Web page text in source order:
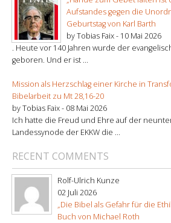
Aufstandes gegen die
Geburtstag von Karl Barth
by Tobias Faix - 10 Mai 2026
. Heute vor 140 Jahren wurde der
geboren. Und er ist ...
Mission als Herzschlag einer Kirche in
Bibelarbeit zu Mt 28,16-20
by Tobias Faix - 08 Mai 2026
Ich hatte die Freud und Ehre auf der
Landessynode der EKKW die ...
RECENT COMMENTS
Rolf-Ulrich Kunze
02 Juli 2026
„Die Bibel als Gefahr für die
Buch von Michael Roth